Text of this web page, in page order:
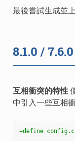
最後嘗試生成並
8.1.0 / 7.6.0
互相衝突的特性
中引入一些互相
+define